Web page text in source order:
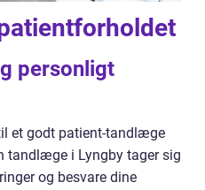
personligt
et godt patient-tandlæge
tandlæge i Lyngby tager sig
og besvare dine